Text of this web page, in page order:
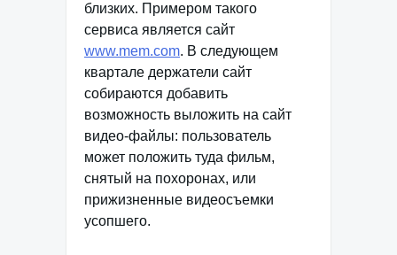
близких. Примером такого
сервиса является сайт
www.mem.com. В следующем
квартале держатели сайт
собираются добавить
возможность выложить на сайт
видео-файлы: пользователь
может положить туда фильм,
снятый на похоронах, или
прижизненные видеосъемки
усопшего.